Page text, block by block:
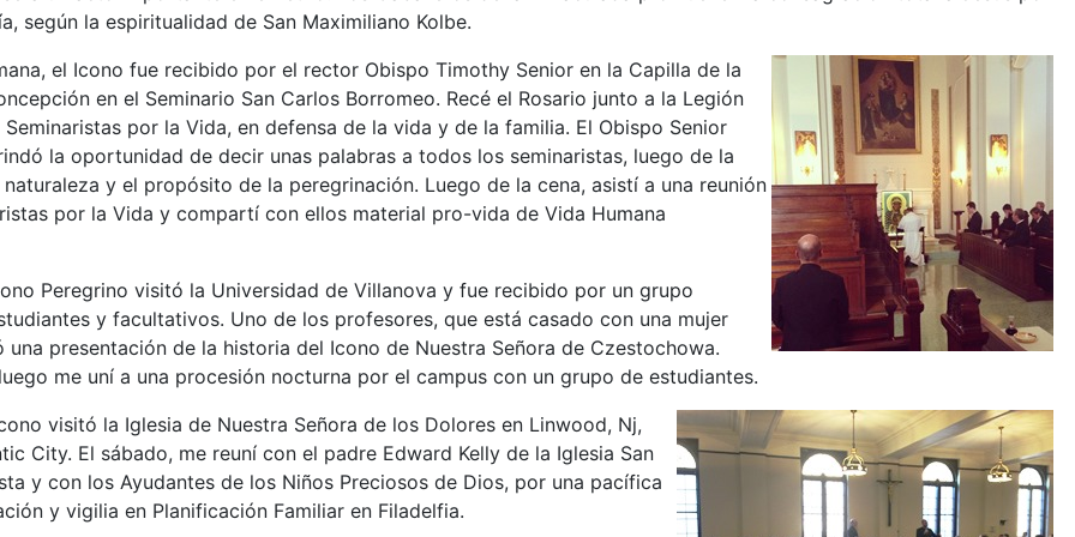
según la espiritualidad de San Maximiliano Kolbe.
el Icono fue recibido por el rector Obispo Timothy Senior en la Capilla de la
en el Seminario San Carlos Borromeo. Recé el Rosario junto a la Legión
por la Vida, en defensa de la vida y de la familia. El Obispo Senior
la oportunidad de decir unas palabras a todos los seminaristas, luego de la
y el propósito de la peregrinación. Luego de la cena, asistí a una reunión
por la Vida y compartí con ellos material pro-vida de Vida Humana
Peregrino visitó la Universidad de Villanova y fue recibido por un grupo
y facultativos. Uno de los profesores, que está casado con una mujer
una presentación de la historia del Icono de Nuestra Señora de Czestochowa.
me uní a una procesión nocturna por el campus con un grupo de estudiantes.
visitó la Iglesia de Nuestra Señora de los Dolores en Linwood, Nj,
City. El sábado, me reuní con el padre Edward Kelly de la Iglesia San
y con los Ayudantes de los Niños Preciosos de Dios, por una pacífica
y vigilia en Planificación Familiar en Filadelfia.